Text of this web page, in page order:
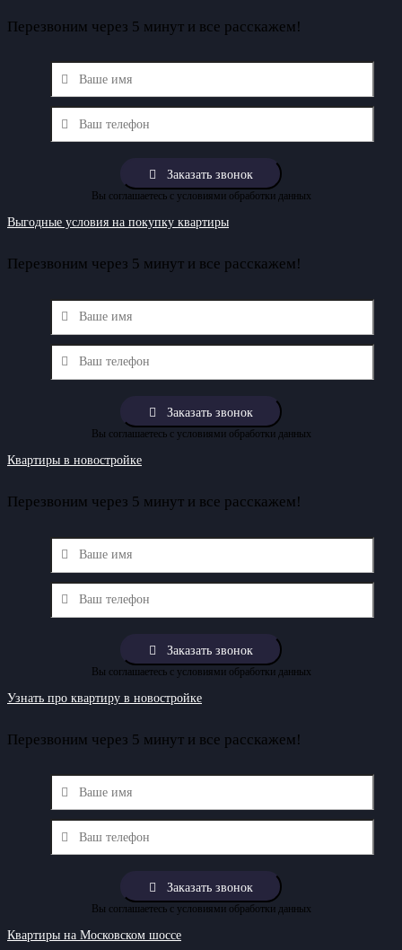
Перезвоним через 5 минут и все расскажем!
Вы соглашаетесь с условиями обработки данных
Выгодные условия на покупку квартиры
Перезвоним через 5 минут и все расскажем!
Вы соглашаетесь с условиями обработки данных
Квартиры в новостройке
Перезвоним через 5 минут и все расскажем!
Вы соглашаетесь с условиями обработки данных
Узнать про квартиру в новостройке
Перезвоним через 5 минут и все расскажем!
Вы соглашаетесь с условиями обработки данных
Квартиры на Московском шоссе